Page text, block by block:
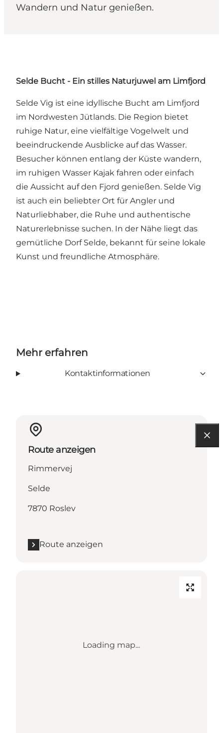
Wandern und Natur genießen.
Selde Bucht - Ein stilles Naturjuwel am Limfjord
Selde Vig ist eine idyllische Bucht am Limfjord
im Nordwesten Jütlands. Die Region bietet
ruhige Natur, eine vielfältige Vogelwelt und
beeindruckende Ausblicke auf das Wasser.
Besucher können entlang der Küste wandern,
im ruhigen Wasser Kajak fahren oder einfach
die Aussicht auf den Fjord genießen. Selde Vig
ist auch ein beliebter Ort für Angler und
Naturliebhaber, die Ruhe und authentische
Naturerlebnisse suchen. In der Nähe liegt das
gemütliche Dorf Selde, bekannt für seine lokale
Kunst und freundliche Atmosphäre.
Mehr erfahren
Kontaktinformationen
Route anzeigen
Rimmervej
Selde
7870 Roslev
Route anzeigen
Loading map...